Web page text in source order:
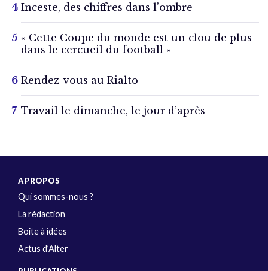
Inceste, des chiffres dans l’ombre
« Cette Coupe du monde est un clou de plus
dans le cercueil du football »
Rendez-vous au Rialto
Travail le dimanche, le jour d’après
A PROPOS
Qui sommes-nous ?
La rédaction
Boîte à idées
Actus d’Alter